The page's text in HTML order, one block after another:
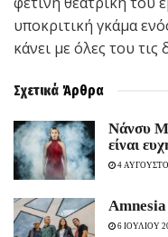
υποκριτική γκάμα
κάνει με όλες του τις
Σχετικά Άρθρα
Νάνσυ
είναι
4
6 ΙΟΥΛΙΟΥ